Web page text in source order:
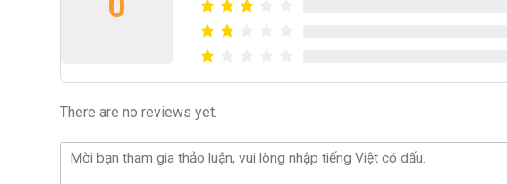
There are no reviews yet.